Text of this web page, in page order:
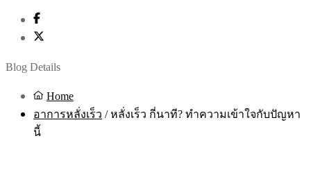
Blog Details
Home
อาการหลั่งเร็ว / หลั่งเร็ว กี่นาที? ทำความเข้าใจกับปัญหา
นี้